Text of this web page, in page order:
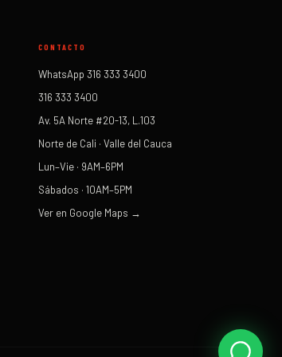
CONTACTO
WhatsApp 316 333 3400
316 333 3400
Av. 5A Norte #20-13, L.103
Norte de Cali · Valle del Cauca
Lun–Vie · 9AM–6PM
Sábados · 10AM–5PM
Ver en Google Maps →